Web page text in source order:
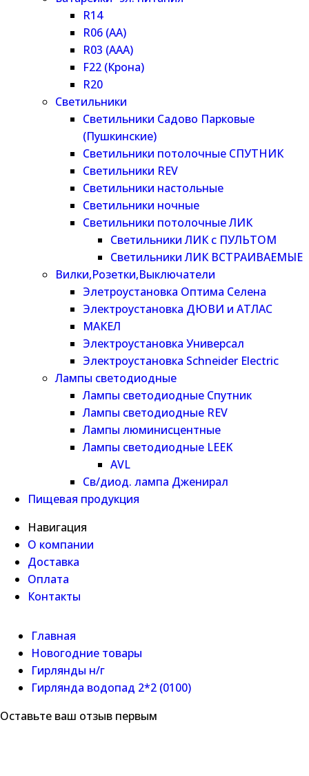
R14
R06 (AA)
R03 (AAA)
F22 (Крона)
R20
Светильники
Светильники Садово Парковые
(Пушкинские)
Светильники потолочные СПУТНИК
Светильники REV
Светильники настольные
Светильники ночные
Светильники потолочные ЛИК
Светильники ЛИК с ПУЛЬТОМ
Светильники ЛИК ВСТРАИВАЕМЫЕ
Вилки,Розетки,Выключатели
Элетроустановка Оптима Селена
Электроустановка ДЮВИ и АТЛАС
МАКЕЛ
Электроустановка Универсал
Электроустановка Schneider Electric
Лампы светодиодные
Лампы светодиодные Спутник
Лампы светодиодные REV
Лампы люминисцентные
Лампы светодиодные LEEK
AVL
Св/диод. лампа Дженирал
Пищевая продукция
Навигация
О компании
Доставка
Оплата
Контакты
Главная
Новогодние товары
Гирлянды н/г
Гирлянда водопад 2*2 (0100)
Оставьте ваш отзыв первым